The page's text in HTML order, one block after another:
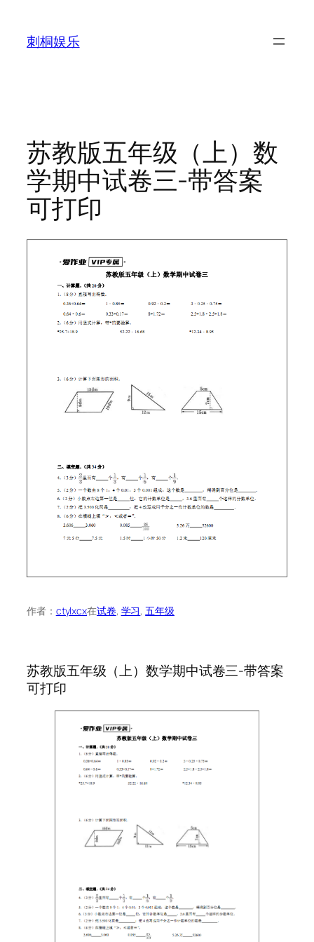
刺桐娱乐
苏教版五年级（上）数
学期中试卷三-带答案
可打印
作者： ctylxcx在试卷, 学习, 五年级
苏教版五年级（上）数学期中试卷三-带答案
可打印